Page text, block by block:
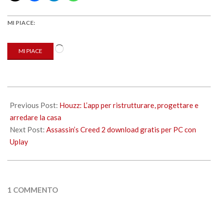
MI PIACE:
MI PIACE
Caricamento
04-
10
Previous Post: Houzz: L’app per ristrutturare, progettare e
arredare la casa
Next Post: Assassin’s Creed 2 download gratis per PC con
Uplay
1 COMMENTO